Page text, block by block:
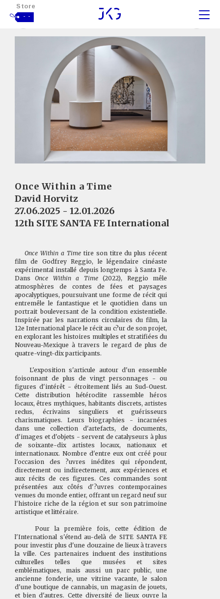
Store
- -
Once Within a Time
David Horvitz
27.06.2025 - 12.01.2026
12th SITE SANTA FE International
Once Within a Timetire son titre du plus récent
film de Godfrey Reggio, le légendaire cinéaste
expérimental installé depuis longtemps à Santa Fe.
DansOnce Within a Time(2022), Reggio mêle
atmosphères de contes de fées et paysages
apocalyptiques, poursuivant une forme de récit qui
entremêle le fantastique et le quotidien dans un
portrait bouleversant de la condition existentielle.
Inspirée par les narrations circulaires du film, la
12e International place le récit au c?ur de son projet,
en explorant les histoires multiples et stratifiées du
Nouveau-Mexique à travers le regard de plus de
quatre-vingt-dix participants.
L'exposition s'articule autour d'un ensemble
foisonnant de plus de vingt personnages - ou
figures d'intérêt - étroitement liés au Sud-Ouest.
Cette distribution hétéroclite rassemble héros
locaux, êtres mythiques, habitants discrets, artistes
reclus, écrivains singuliers et guérisseurs
charismatiques. Leurs biographies - incarnées
dans une collection d'artefacts, de documents,
d'images et d'objets - servent de catalyseurs à plus
de soixante-dix artistes locaux, nationaux et
internationaux. Nombre d'entre eux ont créé pour
l'occasion des ?uvres inédites qui répondent,
directement ou indirectement, aux expériences et
aux récits de ces figures. Ces commandes sont
présentées aux côtés d'?uvres contemporaines
venues du monde entier, offrant un regard neuf sur
l'histoire riche de la région et sur son patrimoine
artistique et littéraire.
Pour la première fois, cette édition de
l'International s'étend au-delà de SITE SANTA FE
pour investir plus d'une douzaine de lieux à travers
la ville. Ces partenaires incluent des institutions
culturelles telles que musées et sites
emblématiques, mais aussi un parc public, une
ancienne fonderie, une vitrine vacante, le salon
d'une boutique de cannabis, un magasin de jouets,
et bien d'autres. Cette diversité de lieux ouvre la